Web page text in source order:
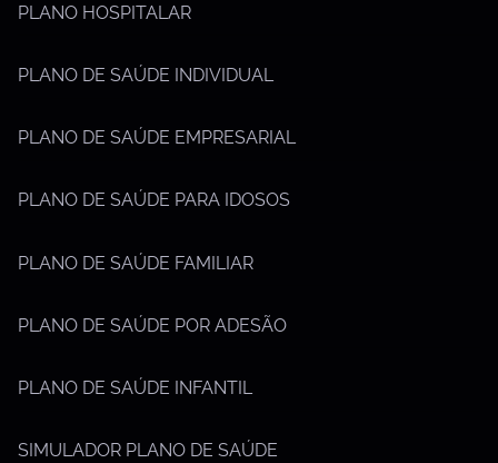
PLANO HOSPITALAR
PLANO DE SAÚDE INDIVIDUAL
PLANO DE SAÚDE EMPRESARIAL
PLANO DE SAÚDE PARA IDOSOS
PLANO DE SAÚDE FAMILIAR
PLANO DE SAÚDE POR ADESÃO
PLANO DE SAÚDE INFANTIL
SIMULADOR PLANO DE SAÚDE